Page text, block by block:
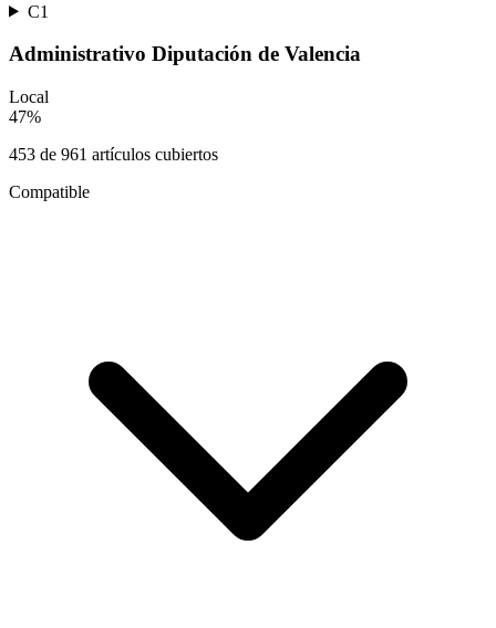
C1
Administrativo Diputación de Valencia
Local
47%
453 de 961 artículos cubiertos
Compatible